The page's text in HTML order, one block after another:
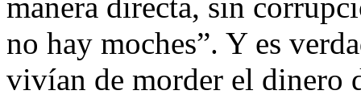
manera directa, sin
no hay moches”. Y es
vivían de morder el dinero